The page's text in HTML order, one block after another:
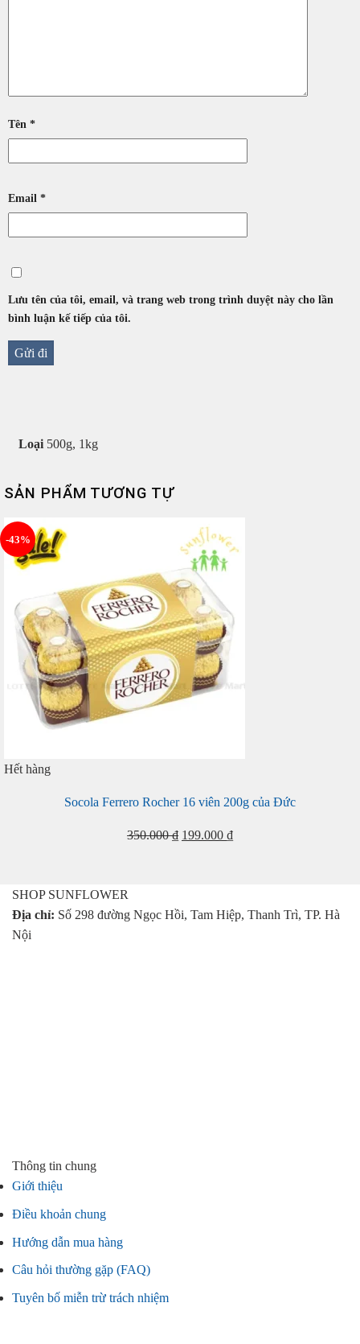
Tên *
Email *
Lưu tên của tôi, email, và trang web trong trình duyệt này cho lần
bình luận kế tiếp của tôi.
Loại 500g, 1kg
SẢN PHẨM TƯƠNG TỰ
-43%
Hết hàng
Socola Ferrero Rocher 16 viên 200g của Đức
350.000₫ Giá
199.000 ₫Giá
199.000 ₫.
SHOP SUNFLOWER
Địa chỉ: Số 298 đường Ngọc Hồi, Tam Hiệp, Thanh Trì, TP. Hà
Nội
Thông tin chung
Giới thiệu
Điều khoản chung
Hướng dẫn mua hàng
Câu hỏi thường gặp (FAQ)
Tuyên bố miễn trừ trách nhiệm